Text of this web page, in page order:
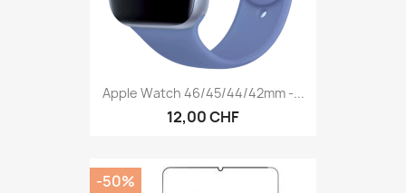
Apple Watch 46/45/44/42mm -...
12,00 CHF
-50%